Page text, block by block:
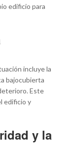
edificio para
incluye la
bajocubierta
Este
edificio y
y la